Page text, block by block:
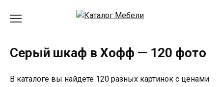
Серый шкаф в Хофф — 120 фото
В каталоге вы найдете 120 разных картинок с ценами